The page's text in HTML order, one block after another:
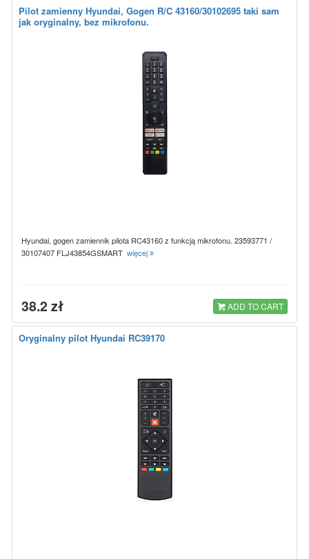
Pilot zamienny Hyundai, Gogen R/C 43160/30102695 taki sam
jak oryginalny, bez mikrofonu.
Hyundai, gogen zamiennik pilota RC43160 z funkcją mikrofonu. 23593771 /
30107407 FLJ43854GSMART więcej
38.2 zł ADD TO CART
Oryginalny pilot Hyundai RC39170